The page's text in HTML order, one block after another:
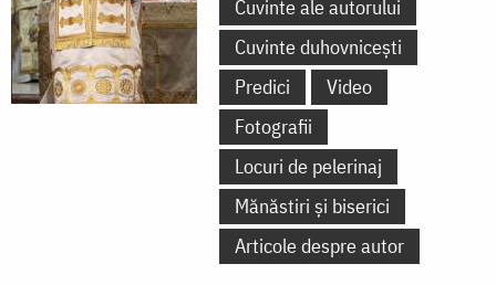
Cuvinte ale autorului
Cuvinte duhovnicești
Predici
Video
Fotografii
Locuri de pelerinaj
Mănăstiri și biserici
Articole despre autor